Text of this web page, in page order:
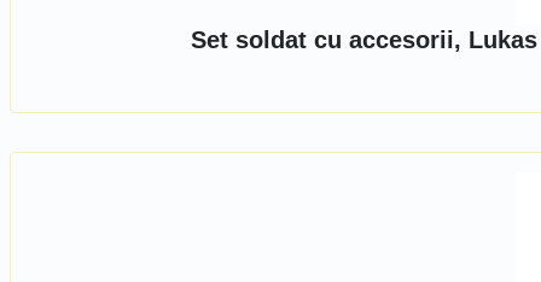
Set soldat cu accesorii,